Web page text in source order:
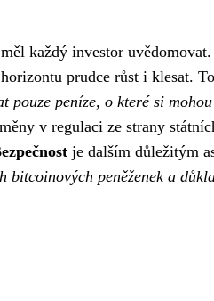
každý investor uvědomovat.
prudce růst i klesat.
pouze peníze, o které si
v regulaci ze strany
je dalším důležitým
bitcoinových peněženek a